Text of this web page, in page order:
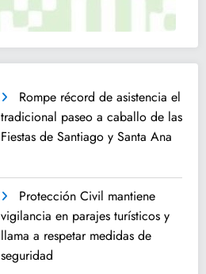
Rompe récord de asistencia el
tradicional paseo a caballo de las
Fiestas de Santiago y Santa Ana
Protección Civil mantiene
vigilancia en parajes turísticos y
llama a respetar medidas de
seguridad